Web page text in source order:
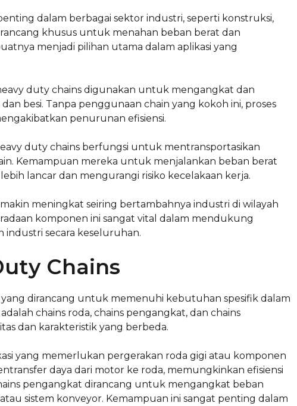
dalam berbagai sektor industri, seperti konstruksi,
khusus untuk menahan beban berat dan
menjadi pilihan utama dalam aplikasi yang
duty chains digunakan untuk mengangkat dan
besi. Tanpa penggunaan chain yang kokoh ini, proses
penurunan efisiensi.
duty chains berfungsi untuk mentransportasikan
Kemampuan mereka untuk menjalankan beban berat
lancar dan mengurangi risiko kecelakaan kerja.
meningkat seiring bertambahnya industri di wilayah
komponen ini sangat vital dalam mendukung
secara keseluruhan.
Chains
dirancang untuk memenuhi kebutuhan spesifik dalam
chains roda, chains pengangkat, dan chains
dan karakteristik yang berbeda.
yang memerlukan pergerakan roda gigi atau komponen
daya dari motor ke roda, memungkinkan efisiensi
pengangkat dirancang untuk mengangkat beban
sistem konveyor. Kemampuan ini sangat penting dalam